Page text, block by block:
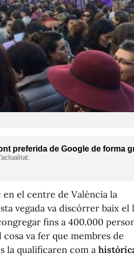
preferida de Google de forma
el centre de València la
vegada va discórrer baix el
fins a 400.000
va fer que membres de
la qualificaren com a